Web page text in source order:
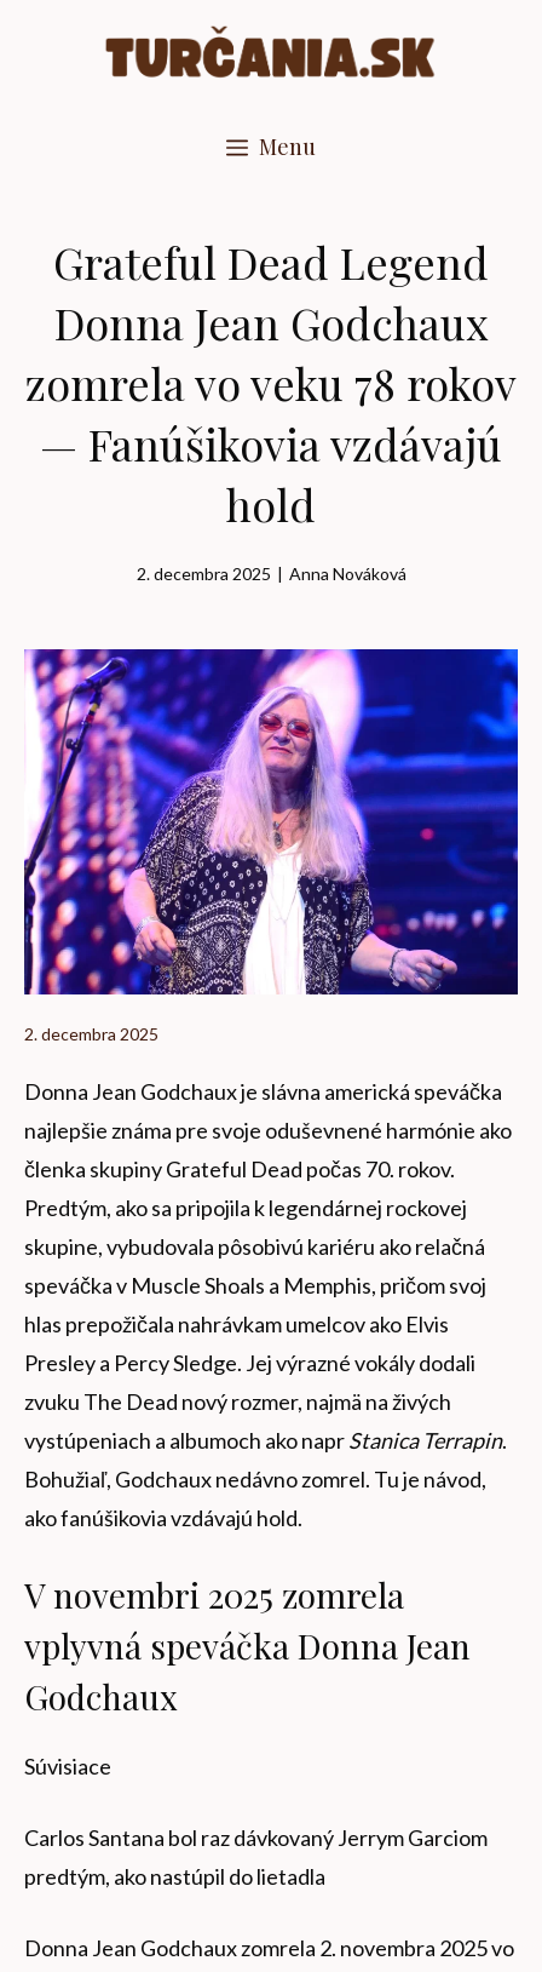
Menu
Grateful Dead Legend
Donna Jean Godchaux
zomrela vo veku 78 rokov
— Fanúšikovia vzdávajú
hold
2. decembra 2025 | Anna Nováková
2. decembra 2025
Donna Jean Godchaux je slávna americká speváčka
najlepšie známa pre svoje oduševnené harmónie ako
členka skupiny Grateful Dead počas 70. rokov.
Predtým, ako sa pripojila k legendárnej rockovej
skupine, vybudovala pôsobivú kariéru ako relačná
speváčka v Muscle Shoals a Memphis, pričom svoj
hlas prepožičala nahrávkam umelcov ako Elvis
Presley a Percy Sledge. Jej výrazné vokály dodali
zvuku The Dead nový rozmer, najmä na živých
vystúpeniach a albumoch ako naprStanica Terrapin.
Bohužiaľ, Godchaux nedávno zomrel. Tu je návod,
ako fanúšikovia vzdávajú hold.
V novembri 2025 zomrela
vplyvná speváčka Donna Jean
Godchaux
Súvisiace
Carlos Santana bol raz dávkovaný Jerrym Garciom
predtým, ako nastúpil do lietadla
Donna Jean Godchaux zomrela 2. novembra 2025 vo